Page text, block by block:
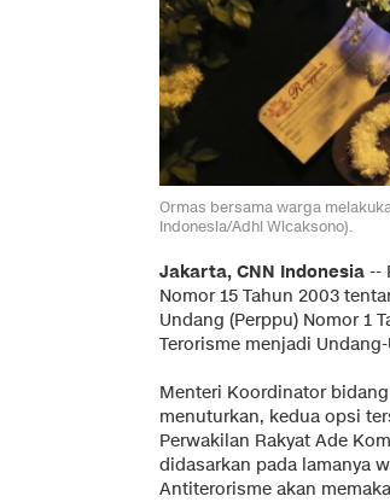
Ormas bersama warga
Indonesia/Adhi Wicaksono).
Jakarta, CNN Indonesia --
Nomor 15 Tahun 2003
Undang (Perppu) Nomor 1
Terorisme menjadi
Menteri Koordinator
menuturkan, kedua opsi
Perwakilan Rakyat Ade
didasarkan pada lamanya
Antiterorisme akan